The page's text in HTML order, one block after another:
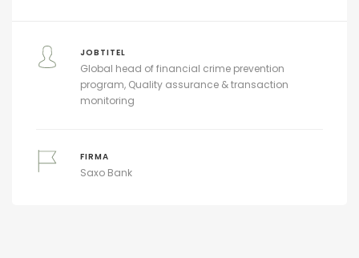
JOBTITEL
Global head of financial crime prevention
program, Quality assurance & transaction
monitoring
FIRMA
Saxo Bank